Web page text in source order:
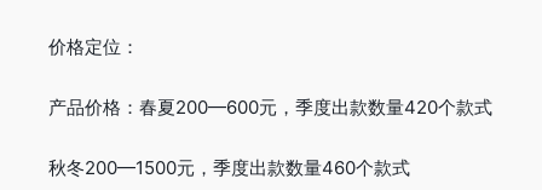
价格定位：
产品价格：春夏200—600元，季度出款数量420个款式
秋冬200—1500元，季度出款数量460个款式